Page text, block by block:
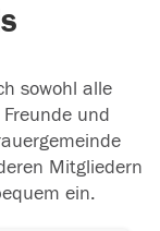
sowohl alle
und
Mitgliedern
ein.